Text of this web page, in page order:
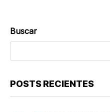
Buscar
POSTS RECIENTES